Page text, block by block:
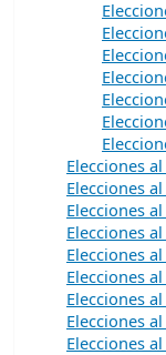
Elecciones
Elecciones
Elecciones
Elecciones
Elecciones
Elecciones
Elecciones
Elecciones
Elecciones